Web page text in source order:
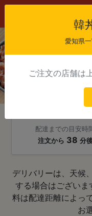
韓
愛知県
ご注文の店舗は
当日注文受付時間
配達までの目安時
注文から 38 分
デリバリーは、天候
する場合はござい
料は配達距離によっ
お